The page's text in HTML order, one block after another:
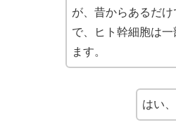
が、昔からあるだけ
で、ヒト幹細胞は
ます。
はい